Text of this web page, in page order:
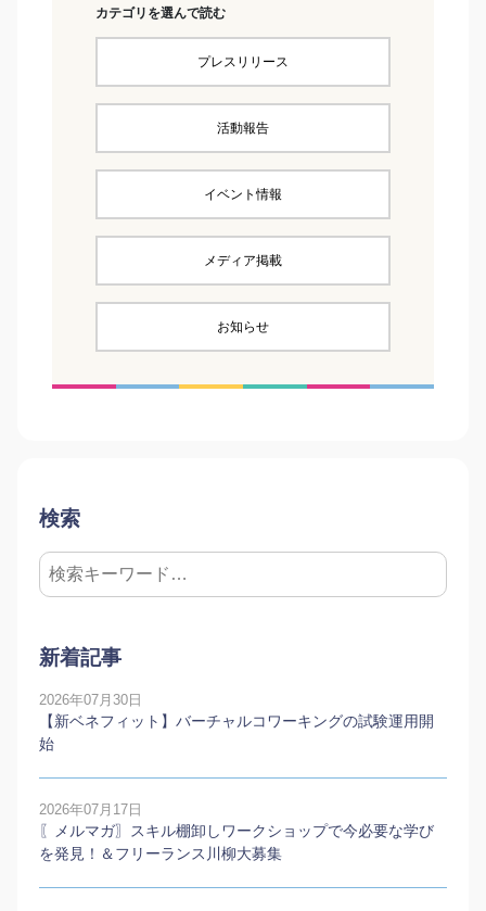
カテゴリを選んで読む
プレスリリース
活動報告
イベント情報
メディア掲載
お知らせ
検索
新着記事
2026年07月30日
【新ベネフィット】バーチャルコワーキングの試験運用開
始
2026年07月17日
〖メルマガ〗スキル棚卸しワークショップで今必要な学び
を発見！＆フリーランス川柳大募集